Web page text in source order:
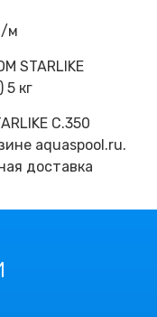
м
STARLIKE
5 кг
С.350
aquaspool.ru.
доставка